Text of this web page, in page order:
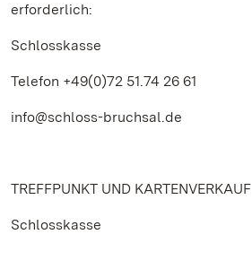
erforderlich:
Schlosskasse
Telefon +49(0)72 51.74 26 61
info@schloss-bruchsal.de
TREFFPUNKT UND KARTENVERKAUF
Schlosskasse